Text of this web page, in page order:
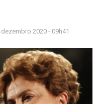
2020 - 09h41